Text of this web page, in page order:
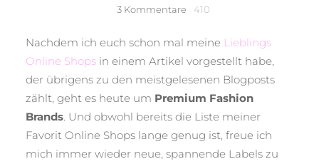
3 Kommentarezu
Fashion
Diese
Online
Shops
ihr
unbedingt
kennen
410
Nachdem ich euch schon mal meine Lieblings
Online Shops in einem Artikel vorgestellt habe,
der übrigens zu den meistgelesenen Blogposts
zählt, geht es heute um Premium Fashion
Brands . Und obwohl bereits die Liste meiner
Favorit Online Shops lange genug ist, freue ich
mich immer wieder neue, spannende Labels zu